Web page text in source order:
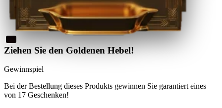
Ziehen Sie den Goldenen Hebel!
Gewinnspiel
Bei der Bestellung dieses Produkts gewinnen Sie garantiert eines
von 17 Geschenken!